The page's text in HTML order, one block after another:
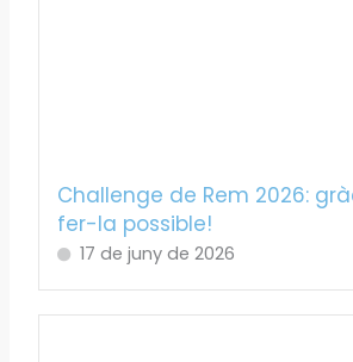
Challenge de Rem 2026:
fer-la possible!
17 de juny de 2026